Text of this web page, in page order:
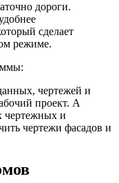
дороги.
сделает
режиме.
чертежей и
проект. А
чертежных и
чертежи фасадов и